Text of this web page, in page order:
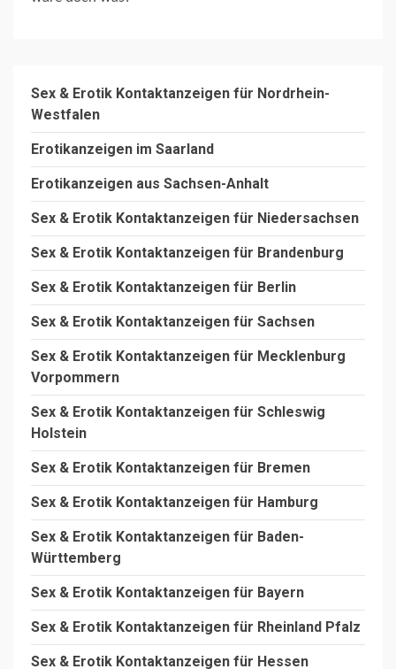
Sex & Erotik Kontaktanzeigen für Nordrhein-
Westfalen
Erotikanzeigen im Saarland
Erotikanzeigen aus Sachsen-Anhalt
Sex & Erotik Kontaktanzeigen für Niedersachsen
Sex & Erotik Kontaktanzeigen für Brandenburg
Sex & Erotik Kontaktanzeigen für Berlin
Sex & Erotik Kontaktanzeigen für Sachsen
Sex & Erotik Kontaktanzeigen für Mecklenburg
Vorpommern
Sex & Erotik Kontaktanzeigen für Schleswig
Holstein
Sex & Erotik Kontaktanzeigen für Bremen
Sex & Erotik Kontaktanzeigen für Hamburg
Sex & Erotik Kontaktanzeigen für Baden-
Württemberg
Sex & Erotik Kontaktanzeigen für Bayern
Sex & Erotik Kontaktanzeigen für Rheinland Pfalz
Sex & Erotik Kontaktanzeigen für Hessen